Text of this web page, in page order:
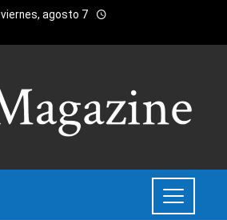
viernes, agosto 7